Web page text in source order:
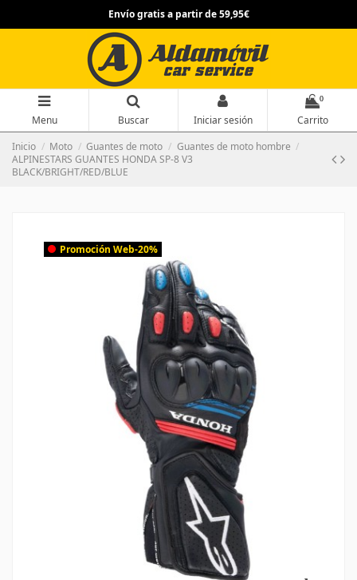
Envío gratis a partir de 59,95€
Menu Buscar Iniciar sesión
0
Carrito
Inicio
Moto Guantes de moto
Guantes de moto hombre
ALPINESTARS GUANTES HONDA SP-8 V3
BLACK/BRIGHT/RED/BLUE
Promoción Web-20%